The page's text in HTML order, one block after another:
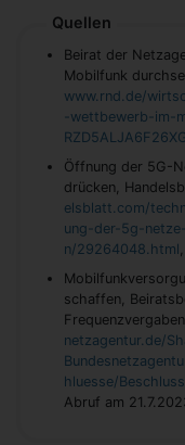
Quellen
Beirat der
Mobilfunk
www.rnd.de/
-wettbewerb-im-
Öffnung der 5G-
drücken,
elsblatt.com/
ung-der-5g-
n/29264048.html
schaffen,
netzagentur.de/
hluesse/
Abruf am